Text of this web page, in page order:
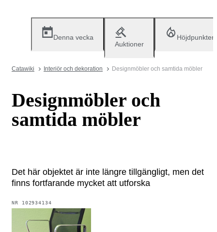
Denna vecka
Auktioner
Höjdpunkter
Catawiki Interiör och dekoration Designmöbler och samtida möbler
Designmöbler och
samtida möbler
Det här objektet är inte längre tillgängligt, men det
finns fortfarande mycket att utforska
NR 102934134